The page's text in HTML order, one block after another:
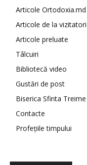
Articole Ortodoxia.md
Articole de la vizitatori
Articole preluate
Tâlcuiri
Bibliotecă video
Gustări de post
Biserica Sfinta Treime
Contacte
Profețiile timpului